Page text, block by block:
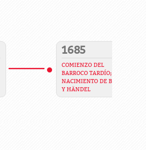
1685
COMIENZO DEL
BARROCO TARDÍO;
NACIMIENTO DE BACH
Y HÄNDEL